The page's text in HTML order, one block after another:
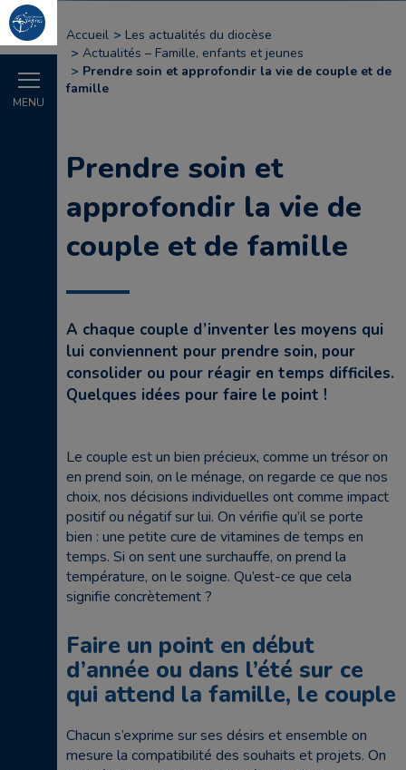
MENU
Accueil
Les actualités du diocèse
Actualités – Famille, enfants et jeunes
Prendre soin et approfondir la vie de couple et de
famille
Prendre soin et
approfondir la vie de
couple et de famille
A chaque couple d’inventer les moyens qui
lui conviennent pour prendre soin, pour
consolider ou pour réagir en temps difficiles.
Quelques idées pour faire le point !
Le couple est un bien précieux, comme un trésor on
en prend soin, on le ménage, on regarde ce que nos
choix, nos décisions individuelles ont comme impact
positif ou négatif sur lui. On vérifie qu’il se porte
bien : une petite cure de vitamines de temps en
temps. Si on sent une surchauffe, on prend la
température, on le soigne. Qu’est-ce que cela
signifie concrètement ?
Faire un point en début
d’année ou dans l’été sur ce
qui attend la famille, le couple
Chacun s’exprime sur ses désirs et ensemble on
mesure la compatibilité des souhaits et projets. On